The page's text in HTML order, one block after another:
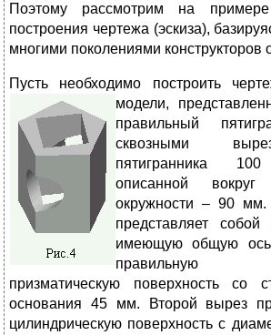
Поэтому рассмотрим на
построения чертежа (эскиза),
многими поколениями конструкторов
Пусть необходимо построить
модели,
правильный
сквозными
пятигранника
описанной
окружности – 90
представляет
имеющую общую ось
правильную
призматическую поверхность со
основания 45 мм. Второй вырез
цилиндрическую поверхность с